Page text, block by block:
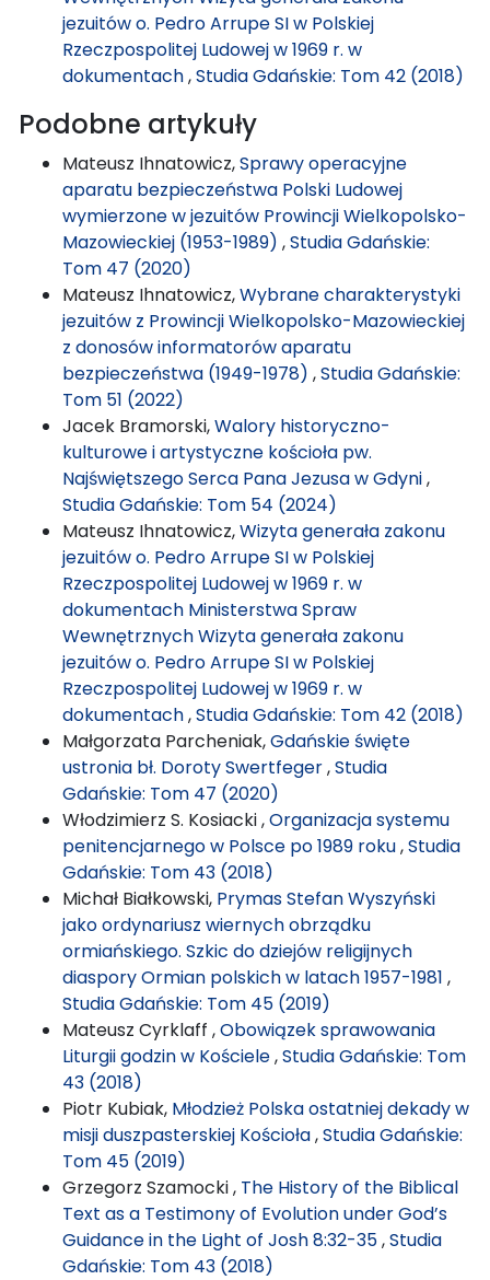
jezuitów o. Pedro Arrupe SI w Polskiej
Rzeczpospolitej Ludowej w 1969 r. w
dokumentach,Studia Gdańskie: Tom 42 (2018)
Podobne artykuły
Mateusz Ihnatowicz,Sprawy operacyjne
aparatu bezpieczeństwa Polski Ludowej
wymierzone w jezuitów Prowincji Wielkopolsko-
Mazowieckiej (1953-1989) ,Studia Gdańskie:
Tom 47 (2020)
Mateusz Ihnatowicz,Wybrane charakterystyki
jezuitów z Prowincji Wielkopolsko-Mazowieckiej
z donosów informatorów aparatu
bezpieczeństwa (1949-1978) ,Studia Gdańskie:
Tom 51 (2022)
Jacek Bramorski,Walory historyczno-
kulturowe i artystyczne kościoła pw.
Najświętszego Serca Pana Jezusa w Gdyni,
Studia Gdańskie: Tom 54 (2024)
Mateusz Ihnatowicz,Wizyta generała zakonu
jezuitów o. Pedro Arrupe SI w Polskiej
Rzeczpospolitej Ludowej w 1969 r. w
dokumentach Ministerstwa Spraw
Wewnętrznych Wizyta generała zakonu
jezuitów o. Pedro Arrupe SI w Polskiej
Rzeczpospolitej Ludowej w 1969 r. w
dokumentach,Studia Gdańskie: Tom 42 (2018)
Małgorzata Parcheniak,Gdańskie święte
ustronia bł. Doroty Swertfeger,Studia
Gdańskie: Tom 47 (2020)
Włodzimierz S. Kosiacki ,Organizacja systemu
penitencjarnego w Polsce po 1989 roku,Studia
Gdańskie: Tom 43 (2018)
Michał Białkowski, Prymas Stefan Wyszyński
jako ordynariusz wiernych obrządku
ormiańskiego. Szkic do dziejów religijnych
diaspory Ormian polskich w latach 1957-1981 ,
Studia Gdańskie: Tom 45 (2019)
Mateusz Cyrklaff ,Obowiązek sprawowania
Liturgii godzin w Kościele,Studia Gdańskie: Tom
43 (2018)
Piotr Kubiak, Młodzież Polska ostatniej dekady w
misji duszpasterskiej Kościoła,Studia Gdańskie:
Tom 45 (2019)
Grzegorz Szamocki , The History of the Biblical
Text as a Testimony of Evolution under God’s
Guidance in the Light of Josh 8:32-35,Studia
Gdańskie: Tom 43 (2018)